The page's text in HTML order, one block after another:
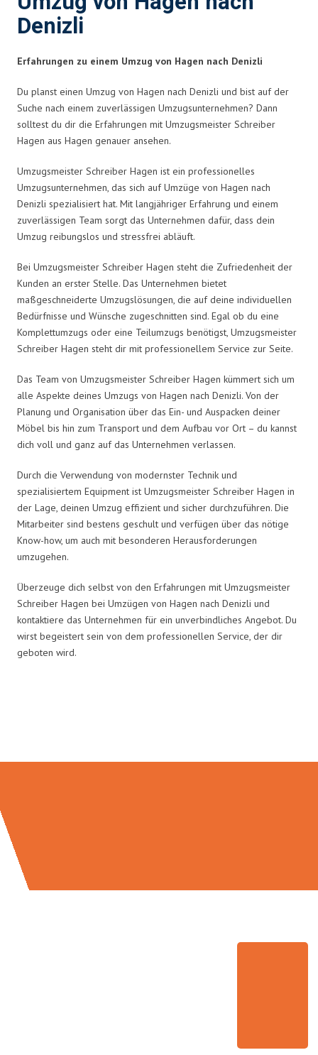
Denizli
Erfahrungen zu einem Umzug von Hagen nach Denizli
Du planst einen Umzug von Hagen nach Denizli und bist auf der
Suche nach einem zuverlässigen Umzugsunternehmen? Dann
solltest du dir die Erfahrungen mit Umzugsmeister Schreiber
Hagen aus Hagen genauer ansehen.
Umzugsmeister Schreiber Hagen ist ein professionelles
Umzugsunternehmen, das sich auf Umzüge von Hagen nach
Denizli spezialisiert hat. Mit langjähriger Erfahrung und einem
zuverlässigen Team sorgt das Unternehmen dafür, dass dein
Umzug reibungslos und stressfrei abläuft.
Bei Umzugsmeister Schreiber Hagen steht die Zufriedenheit der
Kunden an erster Stelle. Das Unternehmen bietet
maßgeschneiderte Umzugslösungen, die auf deine individuellen
Bedürfnisse und Wünsche zugeschnitten sind. Egal ob du eine
Komplettumzugs oder eine Teilumzugs benötigst, Umzugsmeister
Schreiber Hagen steht dir mit professionellem Service zur Seite.
Das Team von Umzugsmeister Schreiber Hagen kümmert sich um
alle Aspekte deines Umzugs von Hagen nach Denizli. Von der
Planung und Organisation über das Ein- und Auspacken deiner
Möbel bis hin zum Transport und dem Aufbau vor Ort – du kannst
dich voll und ganz auf das Unternehmen verlassen.
Durch die Verwendung von modernster Technik und
spezialisiertem Equipment ist Umzugsmeister Schreiber Hagen in
der Lage, deinen Umzug effizient und sicher durchzuführen. Die
Mitarbeiter sind bestens geschult und verfügen über das nötige
Know-how, um auch mit besonderen Herausforderungen
umzugehen.
Überzeuge dich selbst von den Erfahrungen mit Umzugsmeister
Schreiber Hagen bei Umzügen von Hagen nach Denizli und
kontaktiere das Unternehmen für ein unverbindliches Angebot. Du
wirst begeistert sein von dem professionellen Service, der dir
geboten wird.